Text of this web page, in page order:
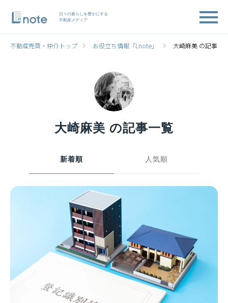
日々の暮らしを豊かにする
不動産メディア
不動産売買・仲介トップ お役立ち情報「Lnote」 大崎麻美 の記事一
大崎麻美 の記事一覧
新着順 人気順